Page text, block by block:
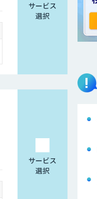
サービス
選択
サービス
選択